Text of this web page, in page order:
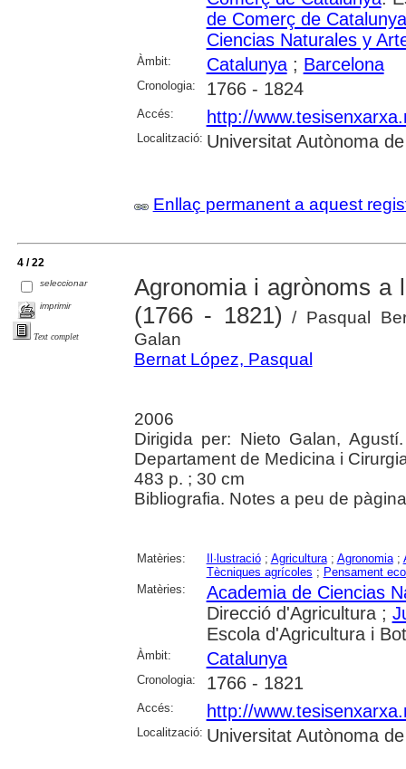
de Comerç de Catalunya
Ciencias Naturales y
Àmbit: Catalunya; Barcelona
Cronologia: 1766 - 1824
Accés: http://
Localització: Universitat Autònoma
Enllaç permanent a aquest
4 / 22
seleccionar
imprimir
Text complet
Agronomia i agrònoms a
(1766 - 1821) / Pasqual
Galan
Bernat López, Pasqual
2006
Dirigida per: Nieto Galan,
Departament de Medicina i
483 p. ; 30 cm
Bibliografia. Notes a peu de
Matèries: Il·lustració; Agricultura; Agronomia;
Tècniques agrícoles ; Pensament
Matèries:
Academia de Ciencias
Direcció d'Agricultura ;
Escola d'Agricultura i
Àmbit: Catalunya
Cronologia: 1766 - 1821
Accés: http://
Localització: Universitat Autònoma